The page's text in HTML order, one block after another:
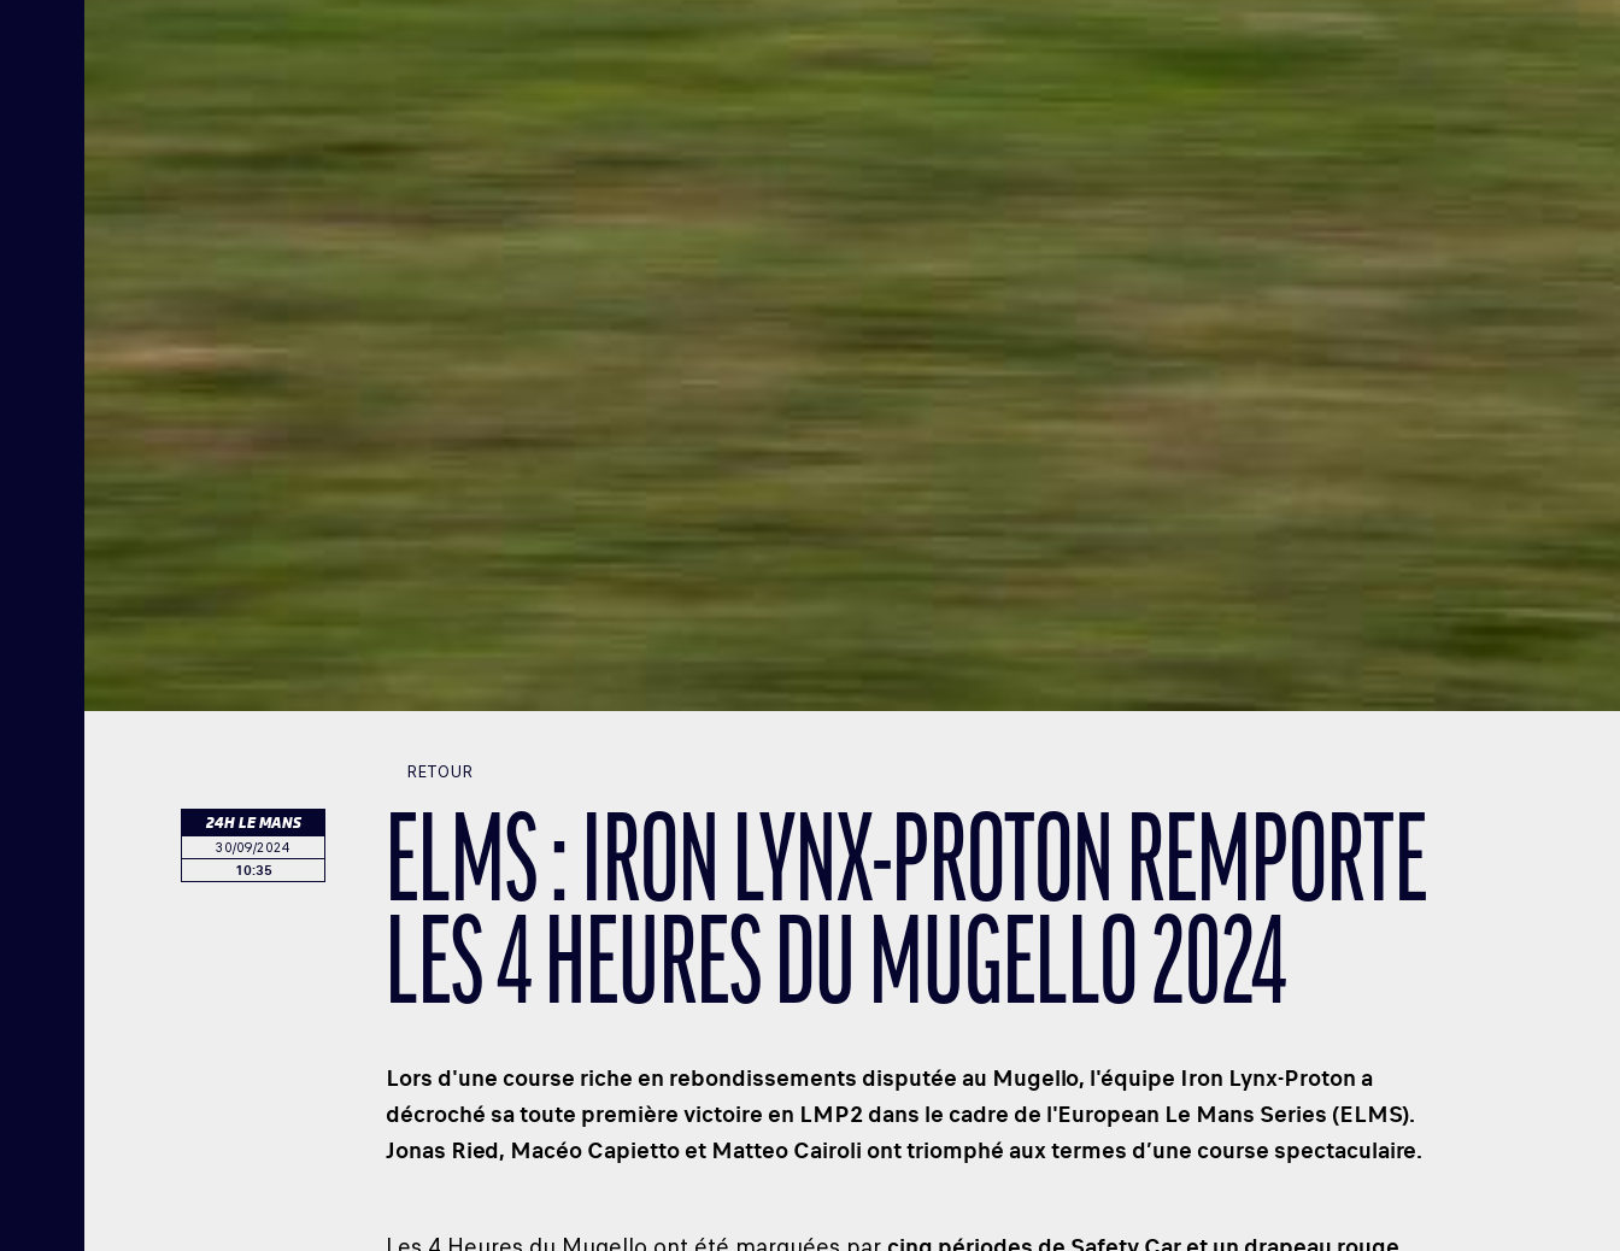
24H LE MANS
30/09/2024
10:35
RETOUR
ELMS : IRON LYNX-PROTON REMPORTE
LES 4 HEURES DU MUGELLO 2024
Lors d'une course riche en rebondissements disputée au Mugello, l'équipe Iron Lynx-Proton a
décroché sa toute première victoire en LMP2 dans le cadre de l'European Le Mans Series (ELMS).
Jonas Ried, Macéo Capietto et Matteo Cairoli ont triomphé aux termes d’une course spectaculaire.